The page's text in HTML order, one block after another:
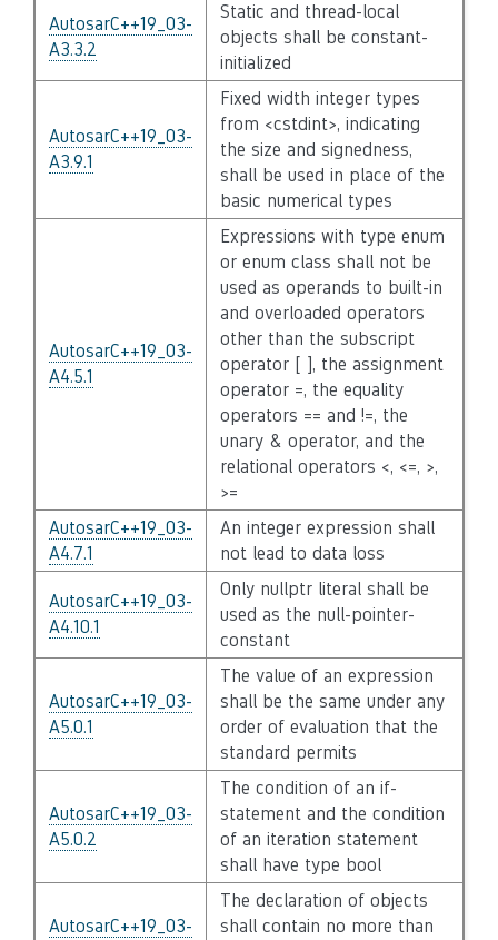
AutosarC++19_03-
A3.3.2
Static and thread-local
objects shall be constant-
initialized
AutosarC++19_03-
A3.9.1
Fixed width integer types
from <cstdint>, indicating
the size and signedness,
shall be used in place of the
basic numerical types
AutosarC++19_03-
A4.5.1
Expressions with type enum
or enum class shall not be
used as operands to built-in
and overloaded operators
other than the subscript
operator [ ], the assignment
operator =, the equality
operators == and !=, the
unary & operator, and the
relational operators <, <=, >,
>=
AutosarC++19_03-
A4.7.1
An integer expression shall
not lead to data loss
AutosarC++19_03-
A4.10.1
Only nullptr literal shall be
used as the null-pointer-
constant
AutosarC++19_03-
A5.0.1
The value of an expression
shall be the same under any
order of evaluation that the
standard permits
AutosarC++19_03-
A5.0.2
The condition of an if-
statement and the condition
of an iteration statement
shall have type bool
AutosarC++19_03-
The declaration of objects
shall contain no more than